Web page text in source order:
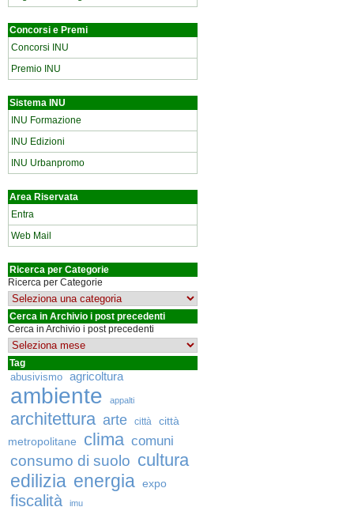
Concorsi e Premi
Concorsi INU
Premio INU
Sistema INU
INU Formazione
INU Edizioni
INU Urbanpromo
Area Riservata
Entra
Web Mail
Ricerca per Categorie
Ricerca per Categorie
Cerca in Archivio i post precedenti
Cerca in Archivio i post precedenti
Tag
abusivismo agricoltura
ambiente appalti
architettura arte città
città
metropolitane
clima comuni
consumo di suolo cultura
edilizia energia expo
fiscalità imu